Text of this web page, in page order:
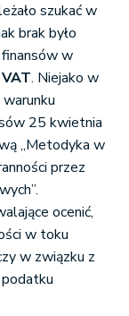
szukać w
brak było
w
. Niejako w
25 kwietnia
„Metodyka w
przez
ocenić,
w toku
w związku z